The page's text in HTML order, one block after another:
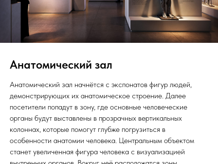
Анатомический зал
Анатомический зал начнётся с экспонатов фигур людей,
демонстрирующих их анатомическое строение. Далее
посетители попадут в зону, где основные человеческие
органы будут выставлены в прозрачных вертикальных
колоннах, которые помогут глубже погрузиться в
особенности анатомии человека. Центральным объектом
станет увеличенная фигура человека с визуализацией